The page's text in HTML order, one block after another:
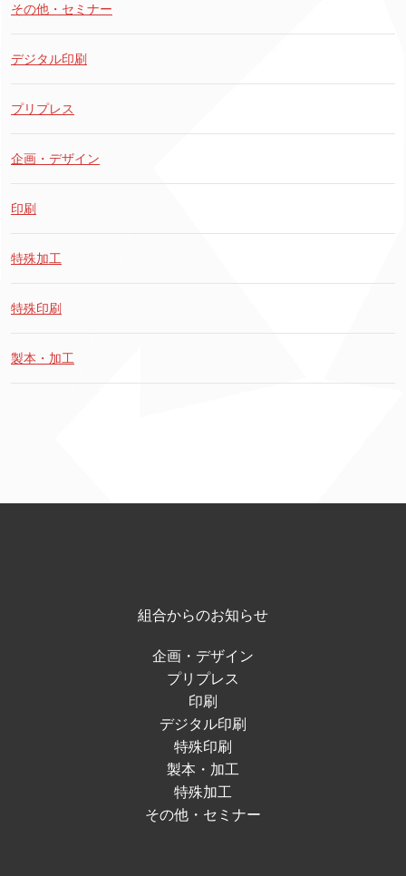
その他・セミナー
デジタル印刷
プリプレス
企画・デザイン
印刷
特殊加工
特殊印刷
製本・加工
組合からのお知らせ
企画・デザイン
プリプレス
印刷
デジタル印刷
特殊印刷
製本・加工
特殊加工
その他・セミナー